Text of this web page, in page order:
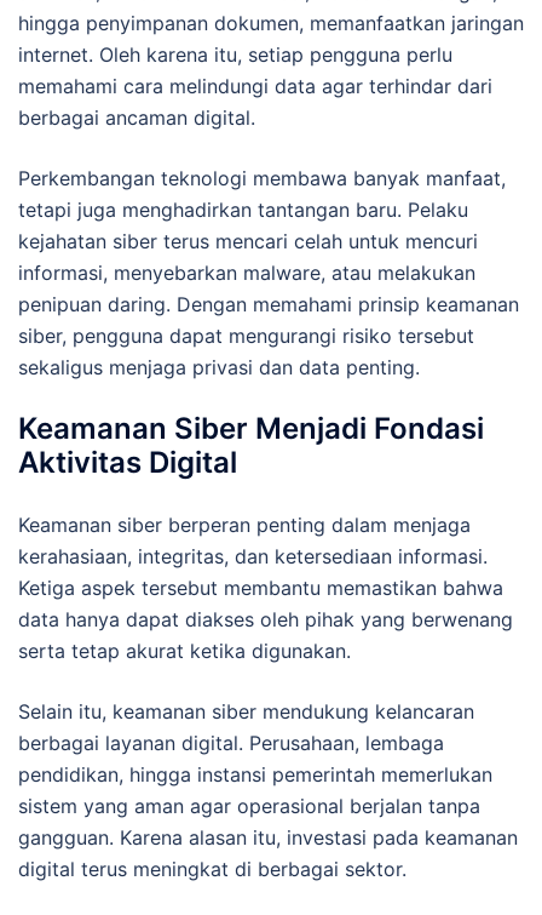
hingga penyimpanan dokumen, memanfaatkan jaringan
internet. Oleh karena itu, setiap pengguna perlu
memahami cara melindungi data agar terhindar dari
berbagai ancaman digital.
Perkembangan teknologi membawa banyak manfaat,
tetapi juga menghadirkan tantangan baru. Pelaku
kejahatan siber terus mencari celah untuk mencuri
informasi, menyebarkan malware, atau melakukan
penipuan daring. Dengan memahami prinsip keamanan
siber, pengguna dapat mengurangi risiko tersebut
sekaligus menjaga privasi dan data penting.
Keamanan Siber Menjadi Fondasi
Aktivitas Digital
Keamanan siber berperan penting dalam menjaga
kerahasiaan, integritas, dan ketersediaan informasi.
Ketiga aspek tersebut membantu memastikan bahwa
data hanya dapat diakses oleh pihak yang berwenang
serta tetap akurat ketika digunakan.
Selain itu, keamanan siber mendukung kelancaran
berbagai layanan digital. Perusahaan, lembaga
pendidikan, hingga instansi pemerintah memerlukan
sistem yang aman agar operasional berjalan tanpa
gangguan. Karena alasan itu, investasi pada keamanan
digital terus meningkat di berbagai sektor.